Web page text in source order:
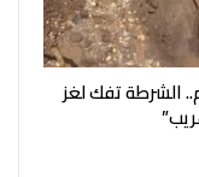
الشرطة تفك لغز